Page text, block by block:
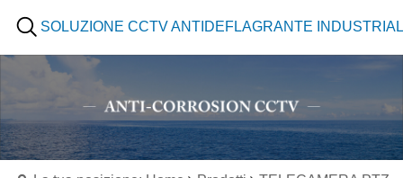
SOLUZIONE CCTV ANTIDEFLAGRANTE